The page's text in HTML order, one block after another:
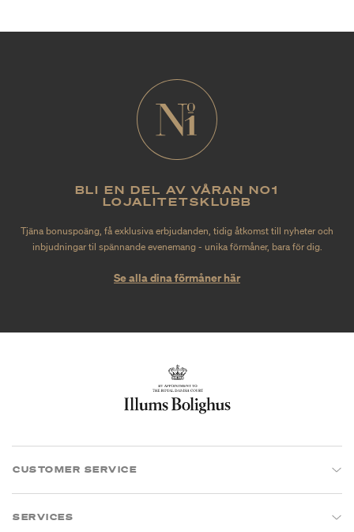
BLI EN DEL AV VÅRAN NO1
LOJALITETSKLUBB
Tjäna bonuspoäng, få exklusiva erbjudanden, tidig åtkomst till nyheter och
inbjudningar til spännande evenemang - unika förmåner, bara för dig.
Se alla dina förmåner här
CUSTOMER SERVICE
SERVICES